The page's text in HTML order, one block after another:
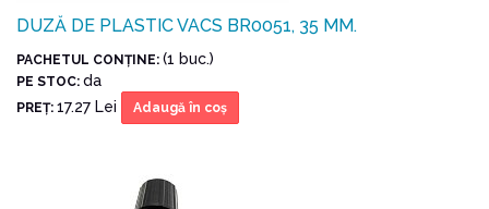
DUZĂ DE PLASTIC VACS BR0051, 35 MM.
PACHETUL CONŢINE: (1 buc.)
PE STOC: da
PREŢ: 17.27 Lei Adaugă în coş